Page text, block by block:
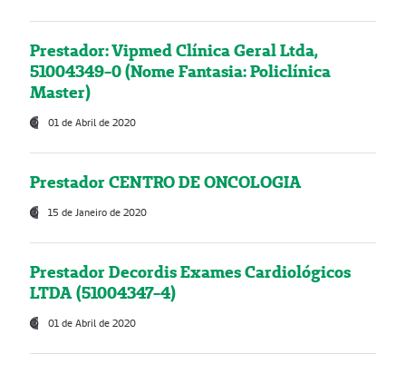
Prestador: Vipmed Clínica Geral Ltda,
51004349-0 (Nome Fantasia: Policlínica
Master)
01 de Abril de 2020
Prestador CENTRO DE ONCOLOGIA
15 de Janeiro de 2020
Prestador Decordis Exames Cardiológicos
LTDA (51004347-4)
01 de Abril de 2020